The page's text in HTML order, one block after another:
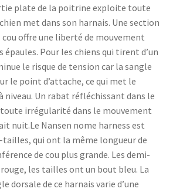
plate de la poitrine exploite toute
met dans son harnais. Une section
cou offre une liberté de mouvement
épaules. Pour les chiens qui tirent d’un
le risque de tension car la sangle
le point d’attache, ce qui met le
niveau. Un rabat réfléchissant dans le
irrégularité dans le mouvement
nuit.Le Nansen nome harness est
qui ont la même longueur de
de cou plus grande. Les demi-
les tailles ont un bout bleu. La
dorsale de ce harnais varie d’une